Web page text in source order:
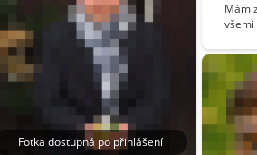
Fotka dostupná po přihlášení
Mám
všemi